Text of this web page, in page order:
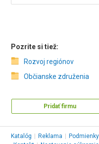
Pozrite si tiež:
Rozvoj regiónov
Občianske združenia
Pridať firmu
Katalóg Reklama Podmienky